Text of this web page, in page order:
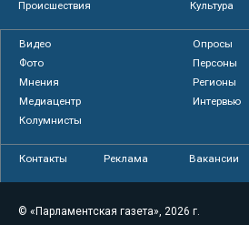
Происшествия
Культура
Видео
Опросы
Фото
Персоны
Мнения
Регионы
Медиацентр
Интервью
Колумнисты
Контакты Реклама Вакансии
© «Парламентская газета», 2026 г.